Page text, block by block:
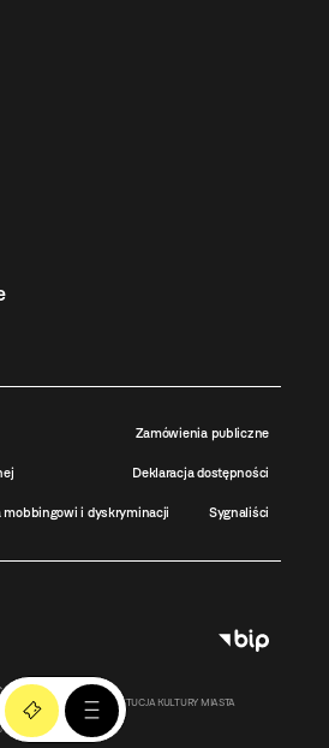
Zamówienia publiczne
Deklaracja dostępności
mobbingowi i dyskryminacji Sygnaliści
2011-2026
MOCAK – INSTYTUCJA KULTURY MIASTA